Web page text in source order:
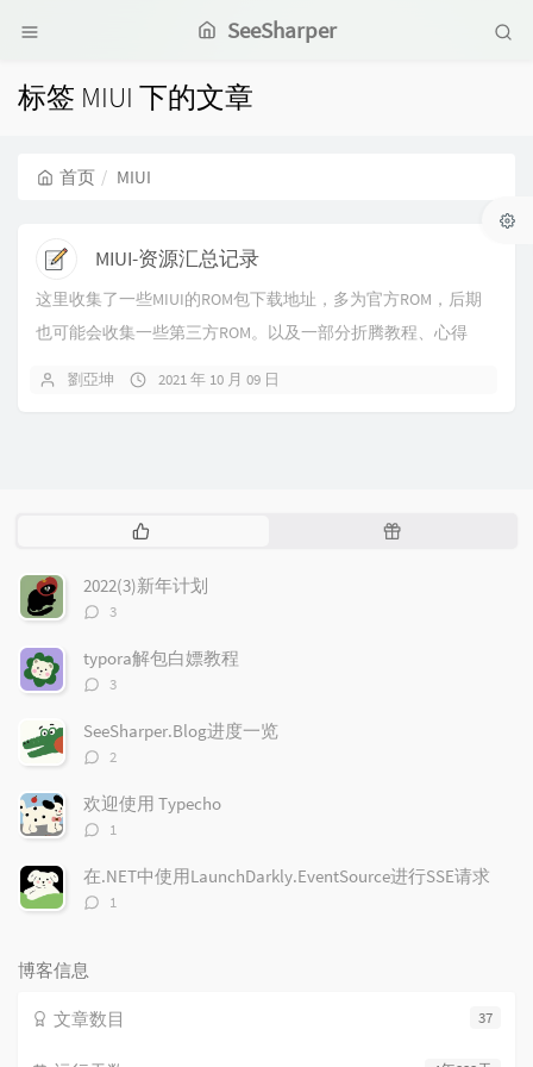
SeeSharper
标签 MIUI 下的文章
首页 MIUI
MIUI-资源汇总记录
这里收集了一些MIUI的ROM包下载地址，多为官方ROM，后期
也可能会收集一些第三方ROM。以及一部分折腾教程、心得
劉亞坤 2021 年 10 月 09 日
文
随
2022(3)新年计划
评
数：
3
typora解包白嫖教程
评
数：
3
SeeSharper.Blog进度一览
评
数：
2
欢迎使用 Typecho
评
数：
1
在.NET中使用LaunchDarkly.EventSource进行SSE请求
评1
博客信息
37
文章数目